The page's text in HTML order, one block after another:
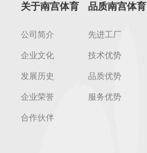
关于南宫体育
公司简介
企业文化
发展历史
企业荣誉
合作伙伴
品质南宫体育
先进工厂
技术优势
品质优势
服务优势